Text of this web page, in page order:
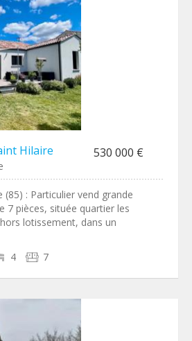
Hilaire 530 000 €
(85) : Particulier vend grande
7 pièces, située quartier les
lotissement, dans un
4 7